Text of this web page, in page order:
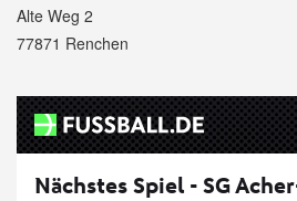
Alte Weg 2
77871 Renchen